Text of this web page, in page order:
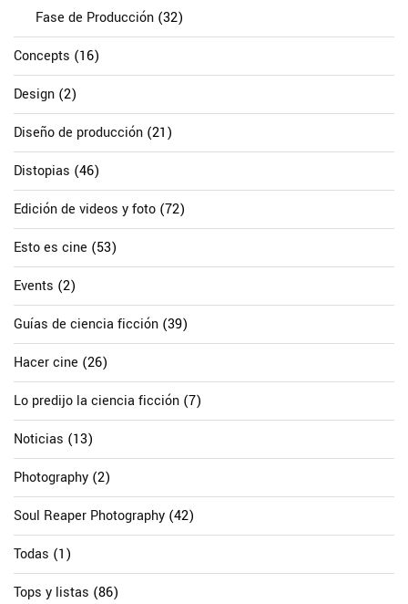
Fase de Producción (32)
Concepts (16)
Design (2)
Diseño de producción (21)
Distopias (46)
Edición de videos y foto (72)
Esto es cine (53)
Events (2)
Guías de ciencia ficción (39)
Hacer cine (26)
Lo predijo la ciencia ficción (7)
Noticias (13)
Photography (2)
Soul Reaper Photography (42)
Todas (1)
Tops y listas (86)